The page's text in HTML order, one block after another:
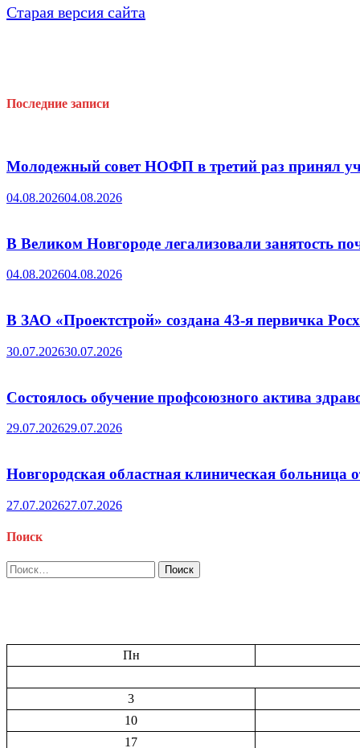
Старая версия сайта
Последние записи
Молодежный совет НОФП в третий раз принял
04.08.202604.08.2026
В Великом Новгороде легализовали занятость
04.08.202604.08.2026
В ЗАО «Проектстрой» создана 43-я первичка
30.07.202630.07.2026
Состоялось обучение профсоюзного актива
29.07.202629.07.2026
Новгородская областная клиническая больница
27.07.202627.07.2026
Поиск
Найти:
Пн
3
10
17